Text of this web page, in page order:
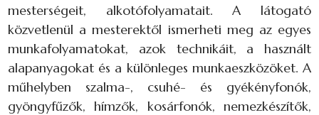
mesterségeit, alkotófolyamatait. A látogató
közvetlenül a mesterektől ismerheti meg az egyes
munkafolyamatokat, azok technikáit, a használt
alapanyagokat és a különleges munkaeszközöket. A
műhelyben szalma-, csuhé- és gyékényfonók,
gyöngyfűzők, hímzők, kosárfonók, nemezkészítők,